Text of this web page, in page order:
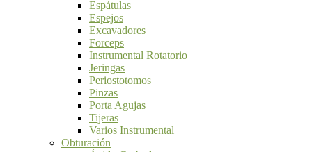
Espátulas
Espejos
Excavadores
Forceps
Instrumental Rotatorio
Jeringas
Periostotomos
Pinzas
Porta Agujas
Tijeras
Varios Instrumental
Obturación